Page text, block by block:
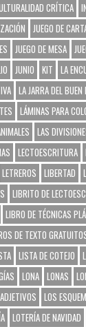
CRÍTICA
JUEGO DE
JUEGO DE MESA
JUNIO KIT
LA
LA JARRA DEL BUEN
LÁMINAS PARA
LAS
LECTOESCRITURA
LETREROS LIBERTAD
LIBRITO DE
LIBRO DE TÉCNICAS
DE TEXTO
LISTA DE COTEJO
LONA LONAS
LOS
LOTERÍA DE NAVIDAD